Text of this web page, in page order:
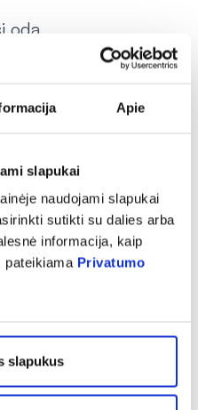
Apie
slapukai
naudojami slapukai
sutikti su dalies arba
informacija, kaip
pateikiama Privatumo
slapukus
oda,
įkandimų, tačiau
– tikrai įmanoma.
Vaistininkas